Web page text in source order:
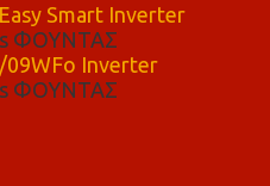
Smart Inverter
ΦΟΥΝΤΑΣ
09WFo Inverter
ΦΟΥΝΤΑΣ